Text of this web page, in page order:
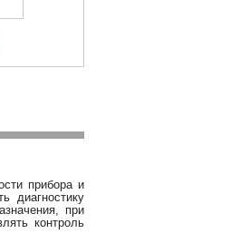
прибора и
диагностику
при
контроль